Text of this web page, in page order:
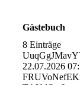
Gästebuch
8 Einträge
22.07.2026